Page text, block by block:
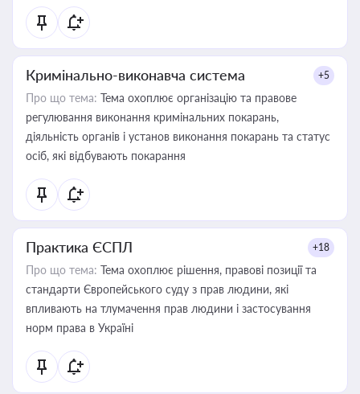
Кримінально-виконавча система +5
Про що тема: Тема охоплює організацію та правове
регулювання виконання кримінальних покарань,
діяльність органів і установ виконання покарань та статус
осіб, які відбувають покарання
Практика ЄСПЛ +18
Про що тема: Тема охоплює рішення, правові позиції та
стандарти Європейського суду з прав людини, які
впливають на тлумачення прав людини і застосування
норм права в Україні